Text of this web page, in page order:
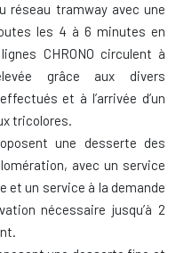
réseau tramway avec une
les 4 à 6 minutes en
CHRONO circulent à
grâce aux divers
et à l’arrivée d’un
tricolores.
une desserte des
avec un service
et un service à la demande
nécessaire jusqu’à 2